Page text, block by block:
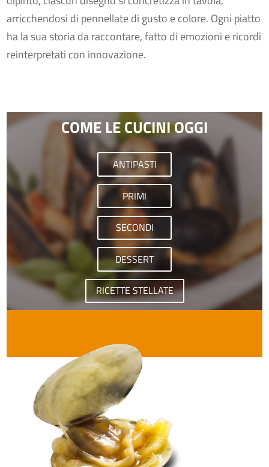
arricchendosi di pennellate di gusto e colore. Ogni piatto
ha la sua storia da raccontare, fatto di emozioni e ricordi
reinterpretati con innovazione.
COME LE CUCINI OGGI
ANTIPASTI
PRIMI
SECONDI
DESSERT
RICETTE STELLATE